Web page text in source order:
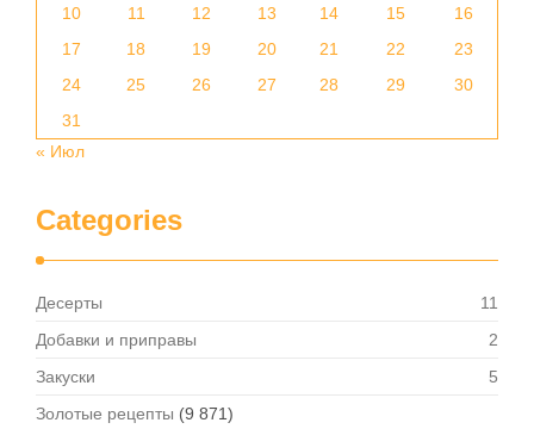
10
11 12 13 14 15
16
17
18 19 20 21 22
23
24
25 26 27 28 29
30
31
« Июл
Categories
Десерты
11
Добавки и приправы
2
Закуски
5
Золотые рецепты (9 871)